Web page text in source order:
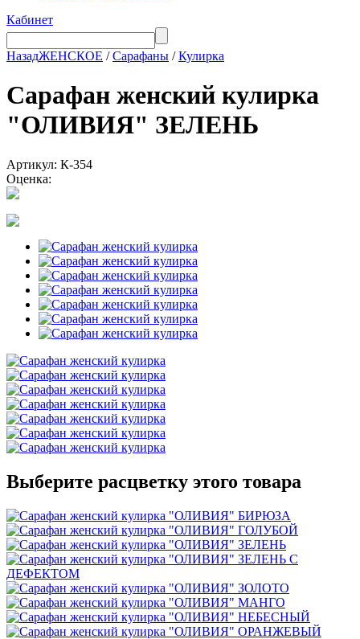
Кабинет
НазадЖЕНСКОЕ /Сарафаны /Кулирка
Сарафан женский кулирка
"ОЛИВИЯ" ЗЕЛЕНЬ
Артикул: К-354
Оценка:
Выберите расцветку этого товара